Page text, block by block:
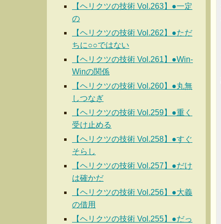
【ヘリクツの技術 Vol.263】●一定
の
【ヘリクツの技術 Vol.262】●ただ
ちに○○ではない
【ヘリクツの技術 Vol.261】●Win-
Winの関係
【ヘリクツの技術 Vol.260】●丸無
しつなぎ
【ヘリクツの技術 Vol.259】●重く
受け止める
【ヘリクツの技術 Vol.258】●すぐ
そらし
【ヘリクツの技術 Vol.257】●だけ
は確かだ
【ヘリクツの技術 Vol.256】●大義
の借用
【ヘリクツの技術 Vol.255】●だっ